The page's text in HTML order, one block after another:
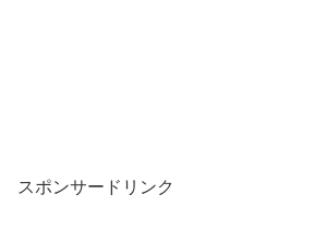
スポンサードリンク